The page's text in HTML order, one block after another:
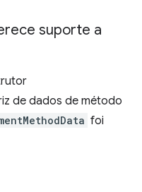
suporte a
de dados de método
foi